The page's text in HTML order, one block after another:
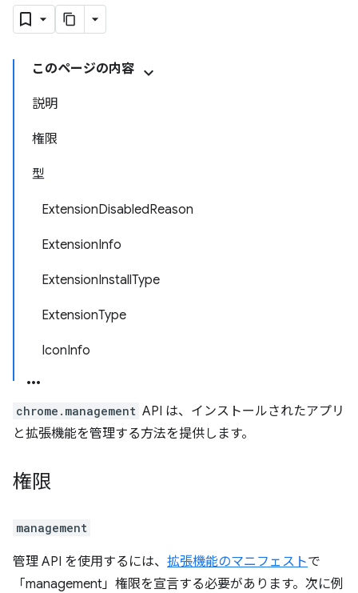
このページの内容
説明
権限
型
ExtensionDisabledReason
ExtensionInfo
ExtensionInstallType
ExtensionType
IconInfo
chrome.management API は、インストールされたアプリ
と拡張機能を管理する方法を提供します。
権限
management
管理 API を使用するには、 拡張機能のマニフェストで
「management」権限を宣言する必要があります。次に例